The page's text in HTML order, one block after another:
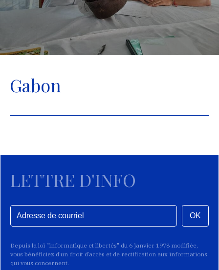
Gabon
LETTRE D'INFO
OK
Depuis la loi "informatique et libertés" du 6 janvier 1978 modifiée,
vous bénéficiez d’un droit d’accès et de rectification aux informations
qui vous concernent.